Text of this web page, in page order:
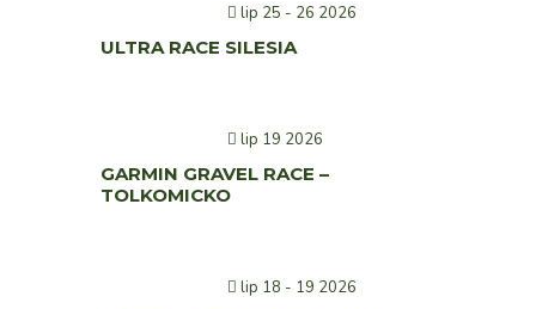
lip 25 - 26 2026
ULTRA RACE SILESIA
lip 19 2026
GARMIN GRAVEL RACE –
TOLKOMICKO
lip 18 - 19 2026